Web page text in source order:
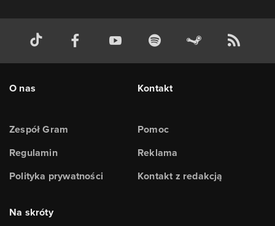
O nas
Zespół Gram
Regulamin
Polityka prywatności
Kontakt
Pomoc
Reklama
Kontakt z redakcją
Na skróty